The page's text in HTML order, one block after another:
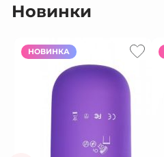
Новинки
НОВИНКА